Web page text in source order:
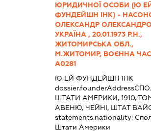
ЮРИДИЧНОЇ ОСОБИ (Ю
ФУНДЕЙШН ІНК) -
ОЛЕКСАНДР
УКРАЇНА , 20.01.1973 Р.Н.,
ЖИТОМИРСЬКА ОБЛ.,
М.ЖИТОМИР, ВОЄННА
А0281
Ю ЕЙ ФУНДЕЙШН ІНК
dossier.founderAddress
ШТАТИ АМЕРИКИ, 1910,
АВЕНЮ, ЧЕЙНІ, ШТАТ
statements.nationality:
Штати Америки